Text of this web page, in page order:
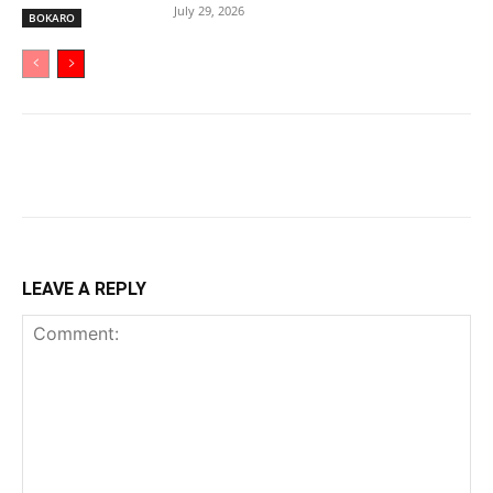
BOKARO July 29, 2026
LEAVE A REPLY